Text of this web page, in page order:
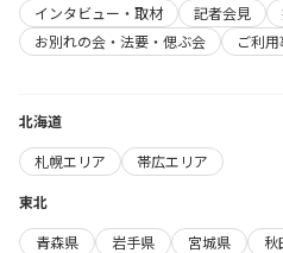
インタビュー・取材
記者会見
お別れの会・法要・偲ぶ会
ご利
北海道
札幌エリア
帯広エリア
東北
青森県
岩手県 宮城県 秋